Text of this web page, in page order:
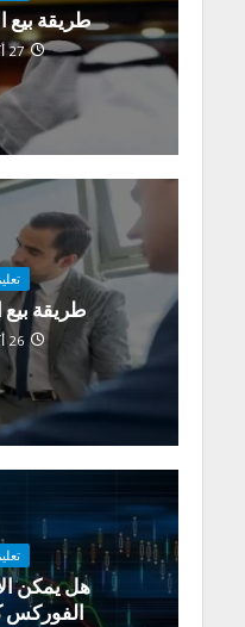
طريقة بيع
27 أكتوبر، 2023
طريقة
26 أكتوبر، 2023
هل يمكن
الفوركس